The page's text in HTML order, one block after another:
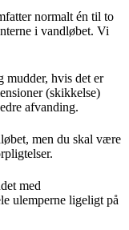
normalt én til to
i vandløbet. Vi
mudder, hvis det er
(skikkelse)
afvanding.
men du skal være
med
ulemperne ligeligt på